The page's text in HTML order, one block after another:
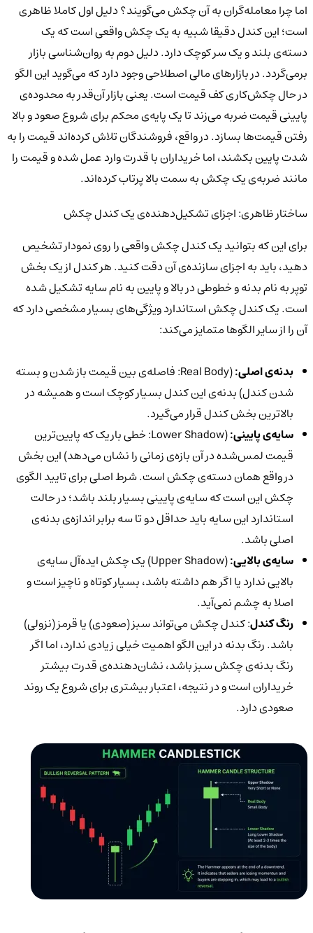
اما چرا معامله‌گران به آن چکش می‌گویند؟ دلیل اول کاملا ظاهری
است؛ این کندل دقیقا شبیه به یک چکش واقعی است که یک
دسته‌ی بلند و یک سر کوچک دارد. دلیل دوم به روان‌شناسی بازار
برمی‌گردد. در بازارهای مالی اصطلاحی وجود دارد که می‌گوید این الگو
در حال چکش‌کاری کف قیمت است. یعنی بازار آن‌قدر به محدوده‌ی
پایینی قیمت ضربه می‌زند تا یک پایه‌ی محکم برای شروع صعود و بالا
رفتن قیمت‌ها بسازد. در واقع، فروشندگان تلاش کرده‌اند قیمت را به
شدت پایین بکشند، اما خریداران با قدرت وارد عمل شده و قیمت را
مانند ضربه‌ی یک چکش به سمت بالا پرتاب کرده‌اند.
ساختار ظاهری: اجزای تشکیل‌دهنده‌ی یک کندل چکش
برای این که بتوانید یک کندل چکش واقعی را روی نمودار تشخیص
دهید، باید به اجزای سازنده‌ی آن دقت کنید. هر کندل از یک بخش
توپر به نام بدنه و خطوطی در بالا و پایین به نام سایه تشکیل شده
است. یک کندل چکش استاندارد ویژگی‌های بسیار مشخصی دارد که
آن را از سایر الگوها متمایز می‌کند:
بدنه‌ی اصلی:
(Real Body: فاصله‌ی بین قیمت باز شدن و بسته
شدن کندل) بدنه‌ی این کندل بسیار کوچک است و همیشه در
بالاترین بخش کندل قرار می‌گیرد.
سایه‌ی پایینی:
(Lower Shadow: خطی باریک که پایین‌ترین
قیمت لمس‌شده در آن بازه‌ی زمانی را نشان می‌دهد) این بخش
در واقع همان دسته‌ی چکش است. شرط اصلی برای تایید الگوی
چکش این است که سایه‌ی پایینی بسیار بلند باشد؛ در حالت
استاندارد این سایه باید حداقل دو تا سه برابر اندازه‌ی بدنه‌ی
اصلی باشد.
سایه‌ی بالایی:
(Upper Shadow) یک چکش ایده‌آل سایه‌ی
بالایی ندارد یا اگر هم داشته باشد، بسیار کوتاه و ناچیز است و
اصلا به چشم نمی‌آید.
رنگ کندل: کندل چکش می‌تواند سبز (صعودی) یا قرمز (نزولی)
باشد. رنگ بدنه در این الگو اهمیت خیلی زیادی ندارد، اما اگر
رنگ بدنه‌ی چکش سبز باشد، نشان‌دهنده‌ی قدرت بیشتر
خریداران است و در نتیجه، اعتبار بیشتری برای شروع یک روند
صعودی دارد.